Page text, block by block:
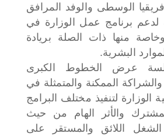
الوسطى والوفد المرافق
لدعم برنامج عمل الوزارة في
منها ذات الصلة بريادة
البشرية.
عرض الخطوط الكبرى
الممكنة والمتمثلة في
الوزارة لتنفيذ مختلف البرامج
والأثر الهام من حيث
اللائق والمستقر على